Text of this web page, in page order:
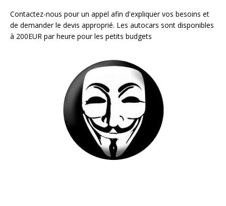
Contactez-nous pour un appel afin d'expliquer vos besoins et
de demander le devis approprié. Les autocars sont disponibles
à 200EUR par heure pour les petits budgets